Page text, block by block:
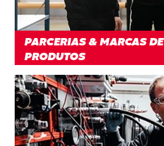
PARCERIAS & MARCAS DE
PRODUTOS